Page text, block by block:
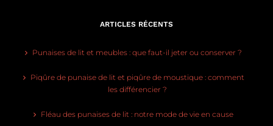
ARTICLES RÉCENTS
Punaises de lit et meubles : que faut-il jeter ou conserver ?
Piqûre de punaise de lit et piqûre de moustique : comment
les différencier ?
Fléau des punaises de lit : notre mode de vie en cause